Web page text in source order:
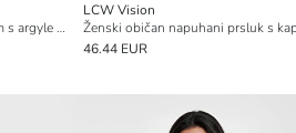
Ženska puffer jakna s kapuljačom s argyle uzorkom
LCW Vision
46.44 EUR